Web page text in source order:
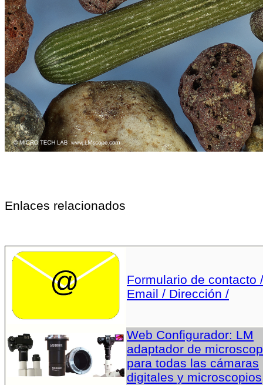
Enlaces relacionados
Formulario de contacto /
Email / Dirección /
Web Configurador: LM
adaptador de
para todas las cámaras
digitales y microscopios